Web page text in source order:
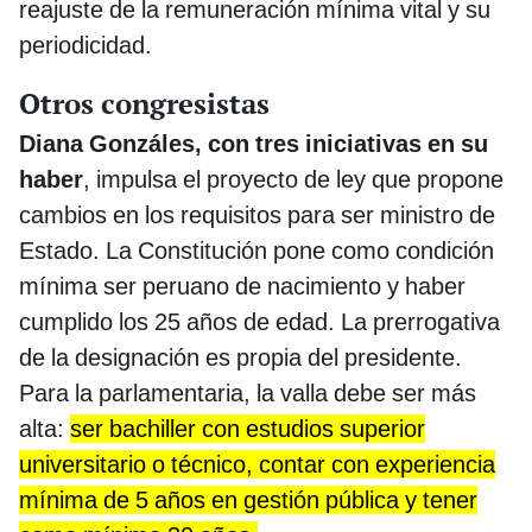
reajuste de la remuneración mínima vital y su
periodicidad.
Otros congresistas
Diana Gonzáles, con tres iniciativas en su
haber, impulsa el proyecto de ley que propone
cambios en los requisitos para ser ministro de
Estado. La Constitución pone como condición
mínima ser peruano de nacimiento y haber
cumplido los 25 años de edad. La prerrogativa
de la designación es propia del presidente.
Para la parlamentaria, la valla debe ser más
alta: ser bachiller con estudios superior
universitario o técnico, contar con experiencia
mínima de 5 años en gestión pública y tener